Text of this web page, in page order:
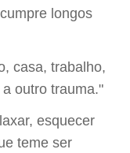
longos
casa, trabalho,
outro trauma."
esquecer
teme ser